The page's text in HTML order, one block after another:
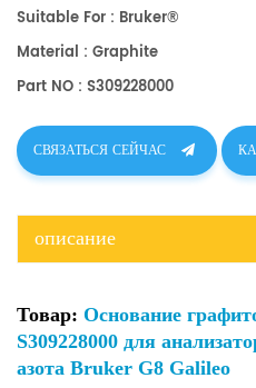
Suitable For : Bruker®
Material : Graphite
Part NO : S309228000
СВЯЗАТЬСЯ СЕЙЧАС
описание
Товар: Основание
S309228000 для
азота Bruker G8 Galileo